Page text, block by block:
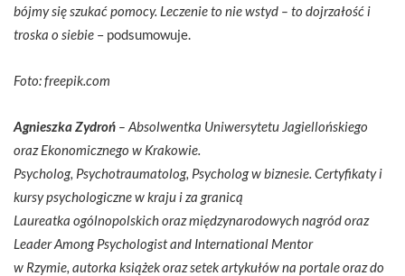
bójmy się szukać pomocy. Leczenie to nie wstyd – to dojrzałość i
troska o siebie – podsumowuje.
Foto: freepik.com
Agnieszka Zydroń – Absolwentka Uniwersytetu Jagiellońskiego
oraz Ekonomicznego w Krakowie.
Psycholog, Psychotraumatolog, Psycholog w biznesie. Certyfikaty i
kursy psychologiczne w kraju i za granicą
Laureatka ogólnopolskich oraz międzynarodowych nagród oraz
Leader Among Psychologist and International Mentor
w Rzymie, autorka książek oraz setek artykułów na portale oraz do